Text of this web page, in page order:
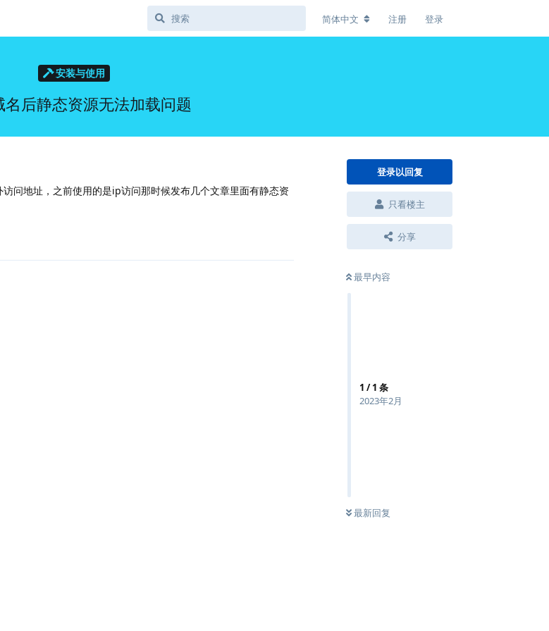
简体中文 注册 登录
安装与使用
名后静态资源无法加载问题
登录以回复
只看楼主
分享
最早内容
1 /1 条
2023年2月
最新回复
问地址，之前使用的是ip访问那时候发布几个文章里面有静态资